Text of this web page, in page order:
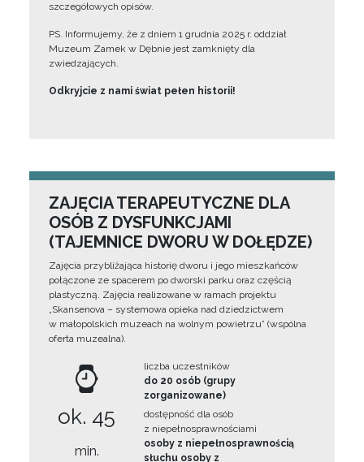
szczegółowych opisów.
PS. Informujemy, że z dniem 1 grudnia 2025 r. oddział
Muzeum Zamek w Dębnie jest zamknięty dla
zwiedzających.
Odkryjcie z nami świat pełen historii!
ZAJĘCIA TERAPEUTYCZNE DLA
OSÓB Z DYSFUNKCJAMI
(TAJEMNICE DWORU W DOŁĘDZE)
Zajęcia przybliżająca historię dworu i jego mieszkańców
połączone ze spacerem po dworski parku oraz częścią
plastyczną. Zajęcia realizowane w ramach projektu
„Skansenova – systemowa opieka nad dziedzictwem
w małopolskich muzeach na wolnym powietrzu” (wspólna
oferta muzealna).
ok. 45
min.
liczba uczestników
do 20 osób (grupy
zorganizowane)
dostępność dla osób
z niepełnosprawnościami
osoby z niepełnosprawnością
słuchu osoby z